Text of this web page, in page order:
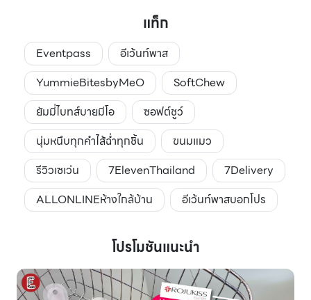
แท็ก
Eventpass
อีเว้นท์พาส
YummieBitesbyMeO
SoftChew
ยัมมี่ไบทส์บายมีโอ
ซอฟต์ชูว์
นุ่มหนึบทุกคำไส้ฉ่ำทุกชิ้น
ขนมแมว
รีวิวเซเว่น
7ElevenThailand
7Delivery
ALLONLINEห้างใกล้บ้าน
อีเว้นท์พาสบอกโปร
โปรโมชันแนะนำ